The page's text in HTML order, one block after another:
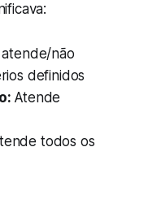
atende/não
definidos
Atende
todos os